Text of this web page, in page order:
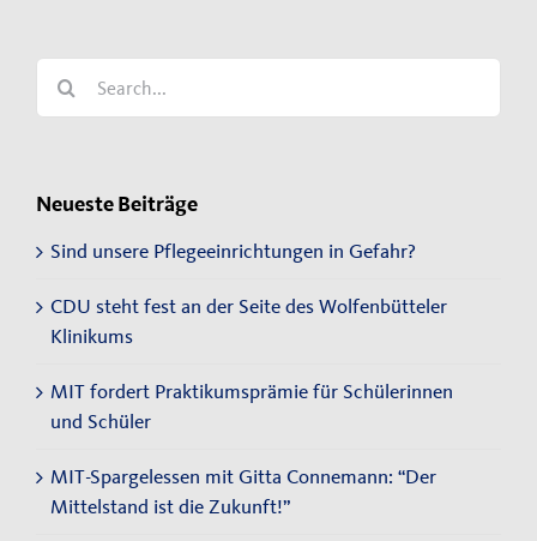
for:
Neueste Beiträge
Sind unsere Pflegeeinrichtungen in Gefahr?
CDU steht fest an der Seite des Wolfenbütteler
Klinikums
MIT fordert Praktikumsprämie für Schülerinnen
und Schüler
MIT-Spargelessen mit Gitta Connemann: “Der
Mittelstand ist die Zukunft!”